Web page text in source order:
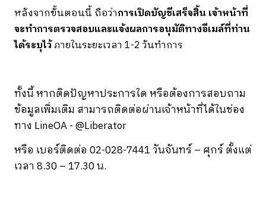
หลังจากขั้นตอนนี้ ถือว่าการเปิดบัญชีเสร็จสิ้น เจ้าหน้าที่
จะทำการตรวจสอบและแจ้งผลการอนุมัติทางอีเมล์ที่ท่าน
ได้ระบุไว้ภายในระยะเวลา 1-2 วันทำการ
ทั้งนี้ หากติดปัญหาประการใด หรือต้องการสอบถาม
ข้อมูลเพิ่มเติม สามารถติดต่อผ่านเจ้าหน้าที่ได้ในช่อง
ทาง LineOA - @Liberator
หรือ เบอร์ติดต่อ 02-028-7441 วันจันทร์ – ศุกร์ ตั้งแต่
เวลา 8.30 – 17.30 น.